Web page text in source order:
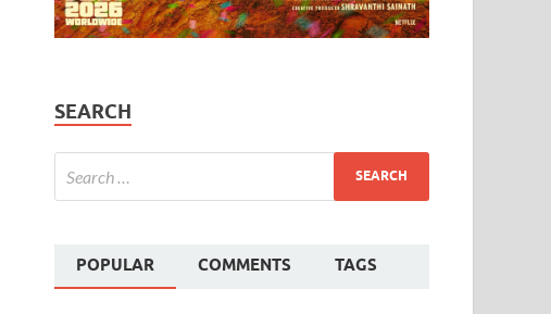
SEARCH
POPULAR COMMENTS TAGS